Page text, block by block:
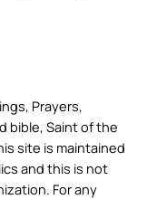
Prayers,
bible, Saint of the
site is maintained
and this is not
For any